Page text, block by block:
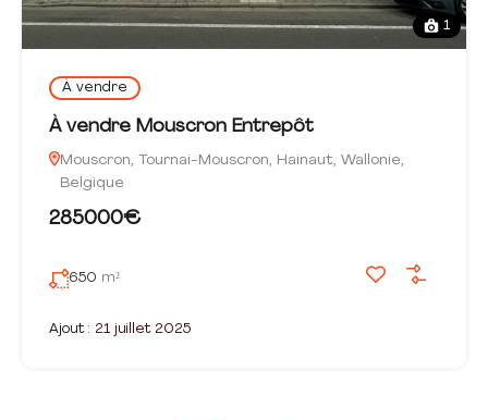
1
À vendre
À vendre Mouscron Entrepôt
Mouscron, Tournai-Mouscron, Hainaut, Wallonie,
Belgique
285000€
650 m²
Ajout : 21 juillet 2025